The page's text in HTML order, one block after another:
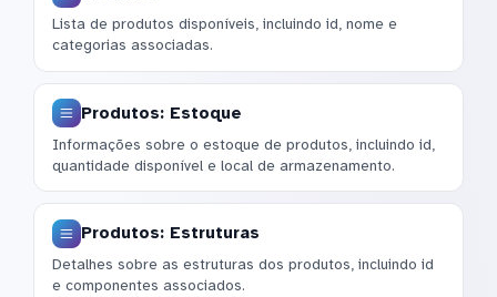
Lista de produtos disponíveis, incluindo id, nome e
categorias associadas.
Produtos: Estoque
Informações sobre o estoque de produtos, incluindo id,
quantidade disponível e local de armazenamento.
Produtos: Estruturas
Detalhes sobre as estruturas dos produtos, incluindo id
e componentes associados.